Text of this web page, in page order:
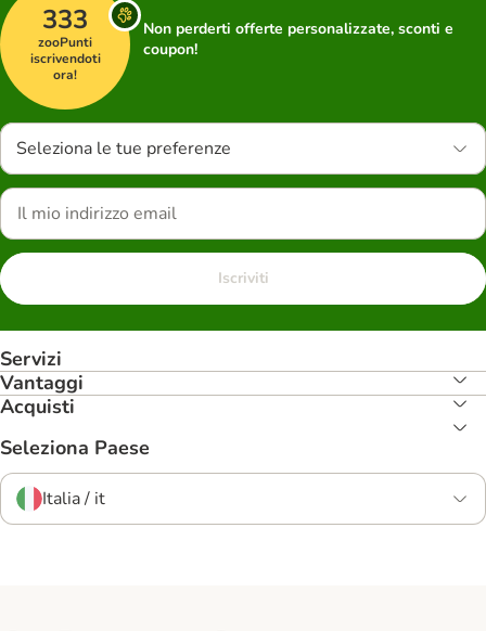
333
zooPunti
iscrivendoti
ora!
Non perderti offerte personalizzate, sconti e
coupon!
Seleziona le tue preferenze
Iscriviti
Servizi
Vantaggi
Acquisti
Seleziona Paese
Italia / it